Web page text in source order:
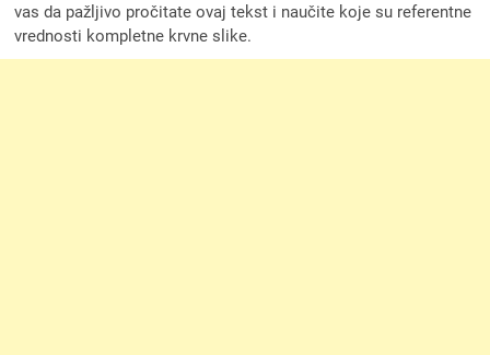
vas da pažljivo pročitate ovaj tekst i naučite koje su referentne
vrednosti kompletne krvne slike.